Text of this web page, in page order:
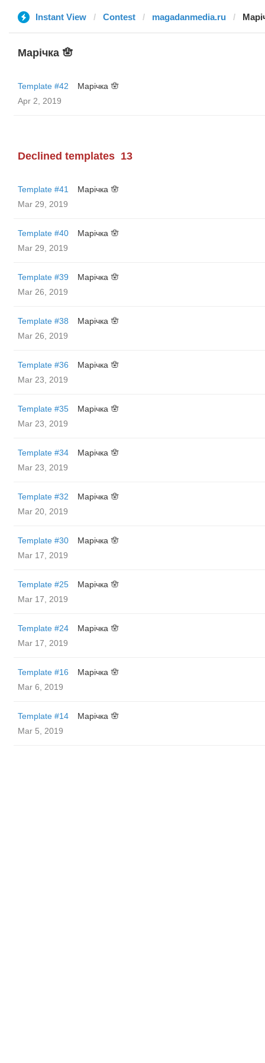
Instant View Contest magadanmedia.ru
Марічка 🪬
Template #42
Марічка 🪬
Apr 2, 2019
Declined templates 13
Template #41
Марічка 🪬
Mar 29, 2019
Template #40
Марічка 🪬
Mar 29, 2019
Template #39
Марічка 🪬
Mar 26, 2019
Template #38
Марічка 🪬
Mar 26, 2019
Template #36
Марічка 🪬
Mar 23, 2019
Template #35
Марічка 🪬
Mar 23, 2019
Template #34
Марічка 🪬
Mar 23, 2019
Template #32
Марічка 🪬
Mar 20, 2019
Template #30
Марічка 🪬
Mar 17, 2019
Template #25
Марічка 🪬
Mar 17, 2019
Template #24
Марічка 🪬
Mar 17, 2019
Template #16
Марічка 🪬
Mar 6, 2019
Template #14
Марічка 🪬
Mar 5, 2019